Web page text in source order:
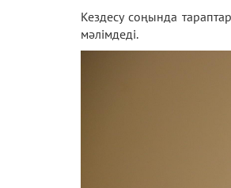
Кездесу соңында
мәлімдеді.